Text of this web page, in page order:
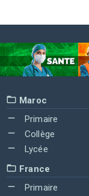
Maroc
Primaire
Collège
Lycée
France
Primaire